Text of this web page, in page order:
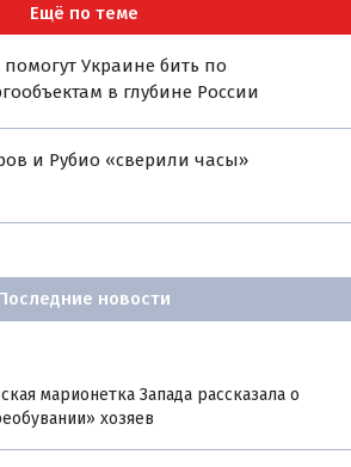
Ещё по теме
Украине бить по
в глубине России
и Рубио «сверили часы»
новости
марионетка Запада рассказала о
хозяев